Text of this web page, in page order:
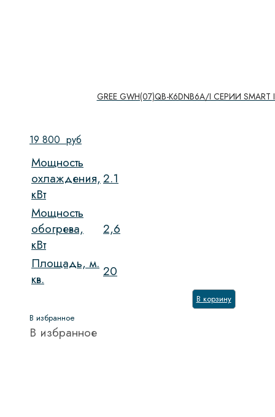
GREE GWH(07)QB-K6DNB6A/I СЕРИИ SMART
19 800 руб
Мощность
охлаждения,
кВт
2.1
Мощность
обогрева,
кВт
2,6
Площадь, м.
кв.
20
В корзину
В избранное
В избранное